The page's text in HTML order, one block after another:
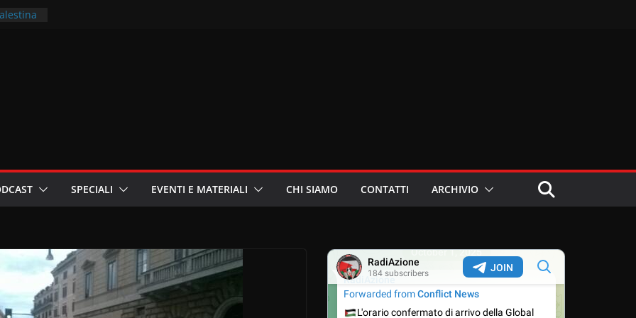
SPECIALI EVENTI E MATERIALI CHI SIAMO CONTATTI ARCHIVIO